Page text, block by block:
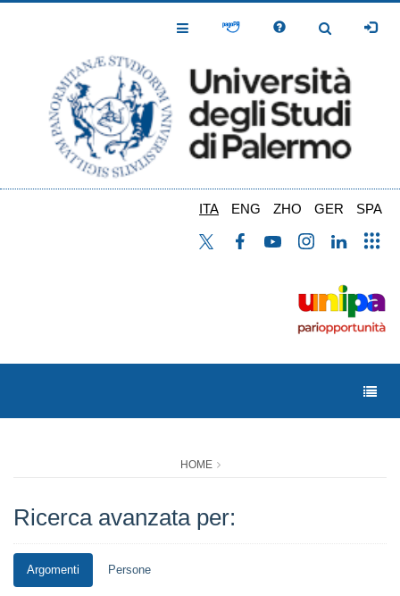
Toggle
Toggle
ITA ENG ZHO GER SPA
HOME
Ricerca avanzata per:
Argomenti Persone